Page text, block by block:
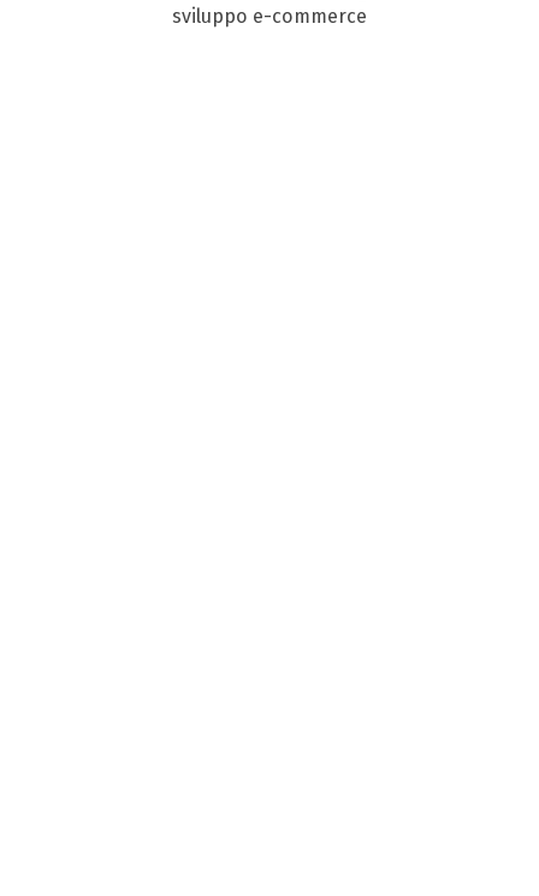
sviluppo e-commerce